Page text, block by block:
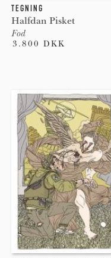
TEGNING
Halfdan Pisket
Fod
3.800 DKK